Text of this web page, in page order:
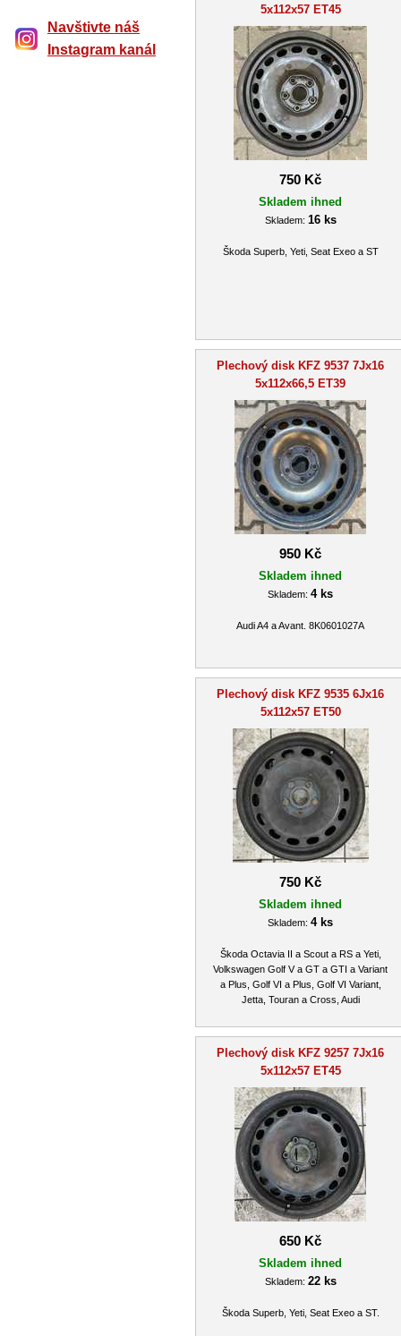
Navštivte náš
Instagram kanál
5x112x57 ET45
750 Kč
Skladem ihned
Skladem: 16 ks
Škoda Superb, Yeti, Seat Exeo a ST
Plechový disk KFZ 9537 7Jx16
5x112x66,5 ET39
950 Kč
Skladem ihned
Skladem: 4 ks
Audi A4 a Avant. 8K0601027A
Plechový disk KFZ 9535 6Jx16
5x112x57 ET50
750 Kč
Skladem ihned
Skladem: 4 ks
Škoda Octavia II a Scout a RS a Yeti,
Volkswagen Golf V a GT a GTI a Variant
a Plus, Golf VI a Plus, Golf VI Variant,
Jetta, Touran a Cross, Audi
Plechový disk KFZ 9257 7Jx16
5x112x57 ET45
650 Kč
Skladem ihned
Skladem: 22 ks
Škoda Superb, Yeti, Seat Exeo a ST.